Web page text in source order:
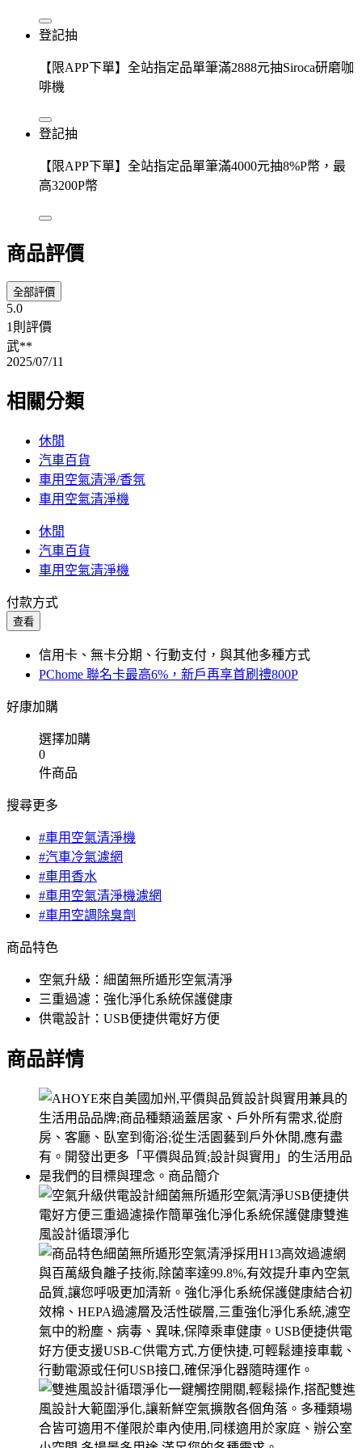
登記抽
【限APP下單】全站指定品單筆滿2888元抽Siroca研磨咖
啡機
登記抽
【限APP下單】全站指定品單筆滿4000元抽8%P幣，最
高3200P幣
商品評價
全部評價
5.0
1則評價
武**
2025/07/11
相關分類
休閒
汽車百貨
車用空氣清淨/香氛
車用空氣清淨機
休閒
汽車百貨
車用空氣清淨機
付款方式
查看
信用卡、無卡分期、行動支付，與其他多種方式
PChome 聯名卡最高6%，新戶再享首刷禮800P
好康加購
選擇加購
0
件商品
搜尋更多
#車用空氣清淨機
#汽車冷氣濾網
#車用香水
#車用空氣清淨機濾網
#車用空調除臭劑
商品特色
空氣升級：細菌無所遁形空氣清淨
三重過濾：強化淨化系統保護健康
供電設計：USB便捷供電好方便
商品詳情